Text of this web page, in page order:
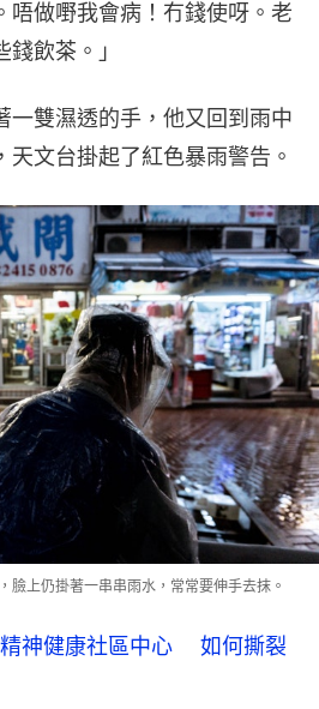
唔做嘢我會病！冇錢使呀。老
飲茶。」
一雙濕透的手，他又回到雨中
天文台掛起了紅色暴雨警告。
臉上仍掛著一串串雨水，常常要伸手去抹。
精神健康社區中心 如何撕裂